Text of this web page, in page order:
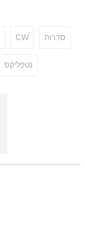
סדרות CW
נטפליקס